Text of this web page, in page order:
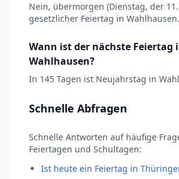
Nein, übermorgen (Dienstag, der
gesetzlicher Feiertag in Wahlhausen.
Wann ist der nächste Feiertag
Wahlhausen?
In 145 Tagen ist Neujahrstag in
Schnelle Abfragen
Schnelle Antworten auf häufige
Feiertagen und Schultagen:
Ist heute ein Feiertag in